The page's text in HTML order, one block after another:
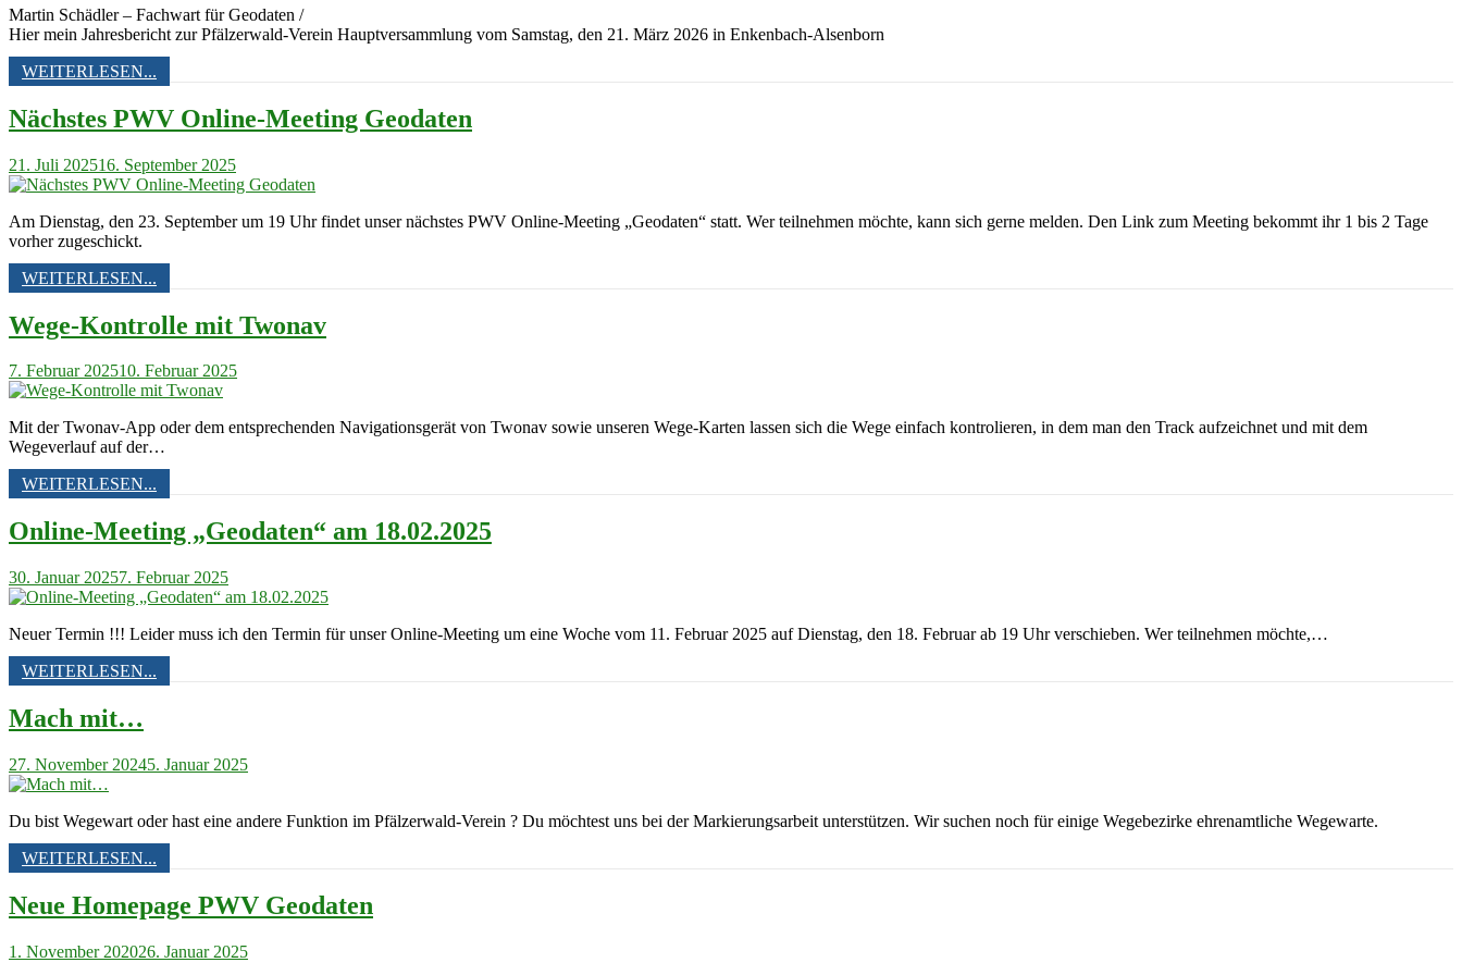
Martin Schädler – Fachwart für Geodaten /
Hier mein Jahresbericht zur Pfälzerwald-Verein Hauptversammlung vom Samstag, den 21. März 2026 in Enkenbach-Alsenborn
WEITERLESEN...
Nächstes PWV Online-Meeting Geodaten
21. Juli 202516. September 2025
Am Dienstag, den 23. September um 19 Uhr findet unser nächstes PWV Online-Meeting „Geodaten“ statt. Wer teilnehmen möchte, kann sich gerne melden. Den Link zum Meeting bekommt ihr 1 bis 2 Tage
vorher zugeschickt.
WEITERLESEN...
Wege-Kontrolle mit Twonav
7. Februar 202510. Februar 2025
Mit der Twonav-App oder dem entsprechenden Navigationsgerät von Twonav sowie unseren Wege-Karten lassen sich die Wege einfach kontrolieren, in dem man den Track aufzeichnet und mit dem
Wegeverlauf auf der…
WEITERLESEN...
Online-Meeting „Geodaten“ am 18.02.2025
30. Januar 20257. Februar 2025
Neuer Termin !!! Leider muss ich den Termin für unser Online-Meeting um eine Woche vom 11. Februar 2025 auf Dienstag, den 18. Februar ab 19 Uhr verschieben. Wer teilnehmen möchte,…
WEITERLESEN...
Mach mit…
27. November 20245. Januar 2025
Du bist Wegewart oder hast eine andere Funktion im Pfälzerwald-Verein ? Du möchtest uns bei der Markierungsarbeit unterstützen. Wir suchen noch für einige Wegebezirke ehrenamtliche Wegewarte.
WEITERLESEN...
Neue Homepage PWV Geodaten
1. November 202026. Januar 2025